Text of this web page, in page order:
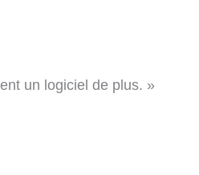
un logiciel de plus. »